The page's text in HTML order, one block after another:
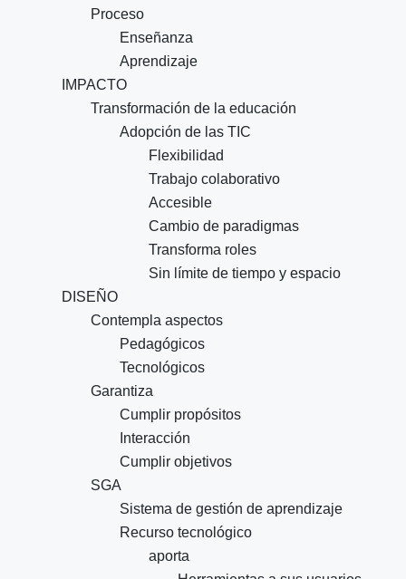
Proceso
Enseñanza
Aprendizaje
IMPACTO
Transformación de la educación
Adopción de las TIC
Flexibilidad
Trabajo colaborativo
Accesible
Cambio de paradigmas
Transforma roles
Sin límite de tiempo y espacio
DISEÑO
Contempla aspectos
Pedagógicos
Tecnológicos
Garantiza
Cumplir propósitos
Interacción
Cumplir objetivos
SGA
Sistema de gestión de aprendizaje
Recurso tecnológico
aporta